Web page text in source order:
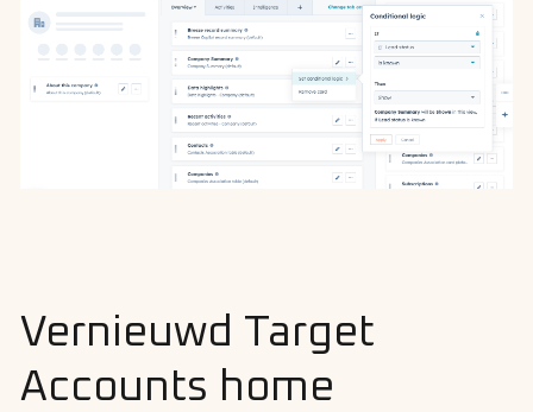
Vernieuwd Target
Accounts home